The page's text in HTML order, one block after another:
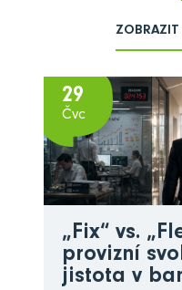
ZOBRAZIT
29
Čvc
„Fix“ vs.
provizní
jistota v